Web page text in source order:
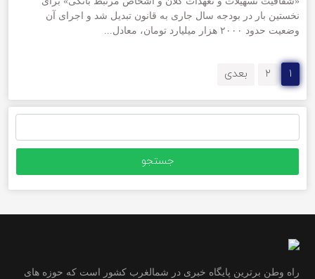
نخستین‌ بار در بودجه سال جاری به قانون تبدیل شد و اجرای آن
وضعیت حدود ۲۰۰۰ هزار میلیارد تومان، معادل...
۱ ۲ بعدی
برای:
راه وطن برترین پایگاه خبری در شمالغرب کشور است که حوزه های